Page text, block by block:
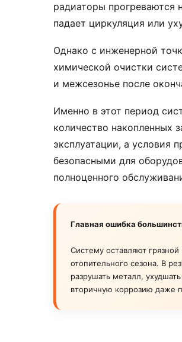
радиаторы прогреваются
падает циркуляция или
Однако с инженерной
химической очистки
и межсезонье после
Именно в этот период
количество накопленных
эксплуатации, а условия
безопасными для
полноценного
Главная ошибка
Систему оставляют
отопительного сезона. В
разрушать металл,
вторичную коррозию даже